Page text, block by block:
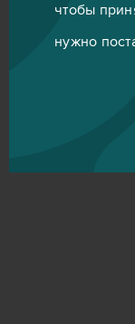
чтобы
нужно